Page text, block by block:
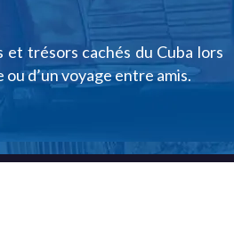
et trésors cachés du Cuba lors
ou d’un voyage entre amis.